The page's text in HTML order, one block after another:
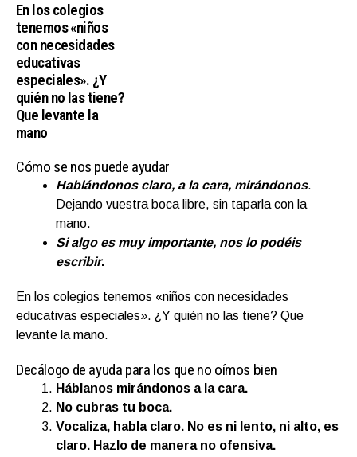
En los colegios
tenemos «niños
con necesidades
educativas
especiales». ¿Y
quién no las tiene?
Que levante la
mano
Cómo se nos puede ayudar
Hablándonos claro, a la cara, mirándonos.
Dejando vuestra boca libre, sin taparla con la
mano.
Si algo es muy importante, nos lo podéis
escribir.
En los colegios tenemos «niños con necesidades
educativas especiales». ¿Y quién no las tiene? Que
levante la mano.
Decálogo de ayuda para los que no oímos bien
Háblanos mirándonos a la cara.
No cubras tu boca.
Vocaliza, habla claro. No es ni lento, ni alto, es
claro. Hazlo de manera no ofensiva.